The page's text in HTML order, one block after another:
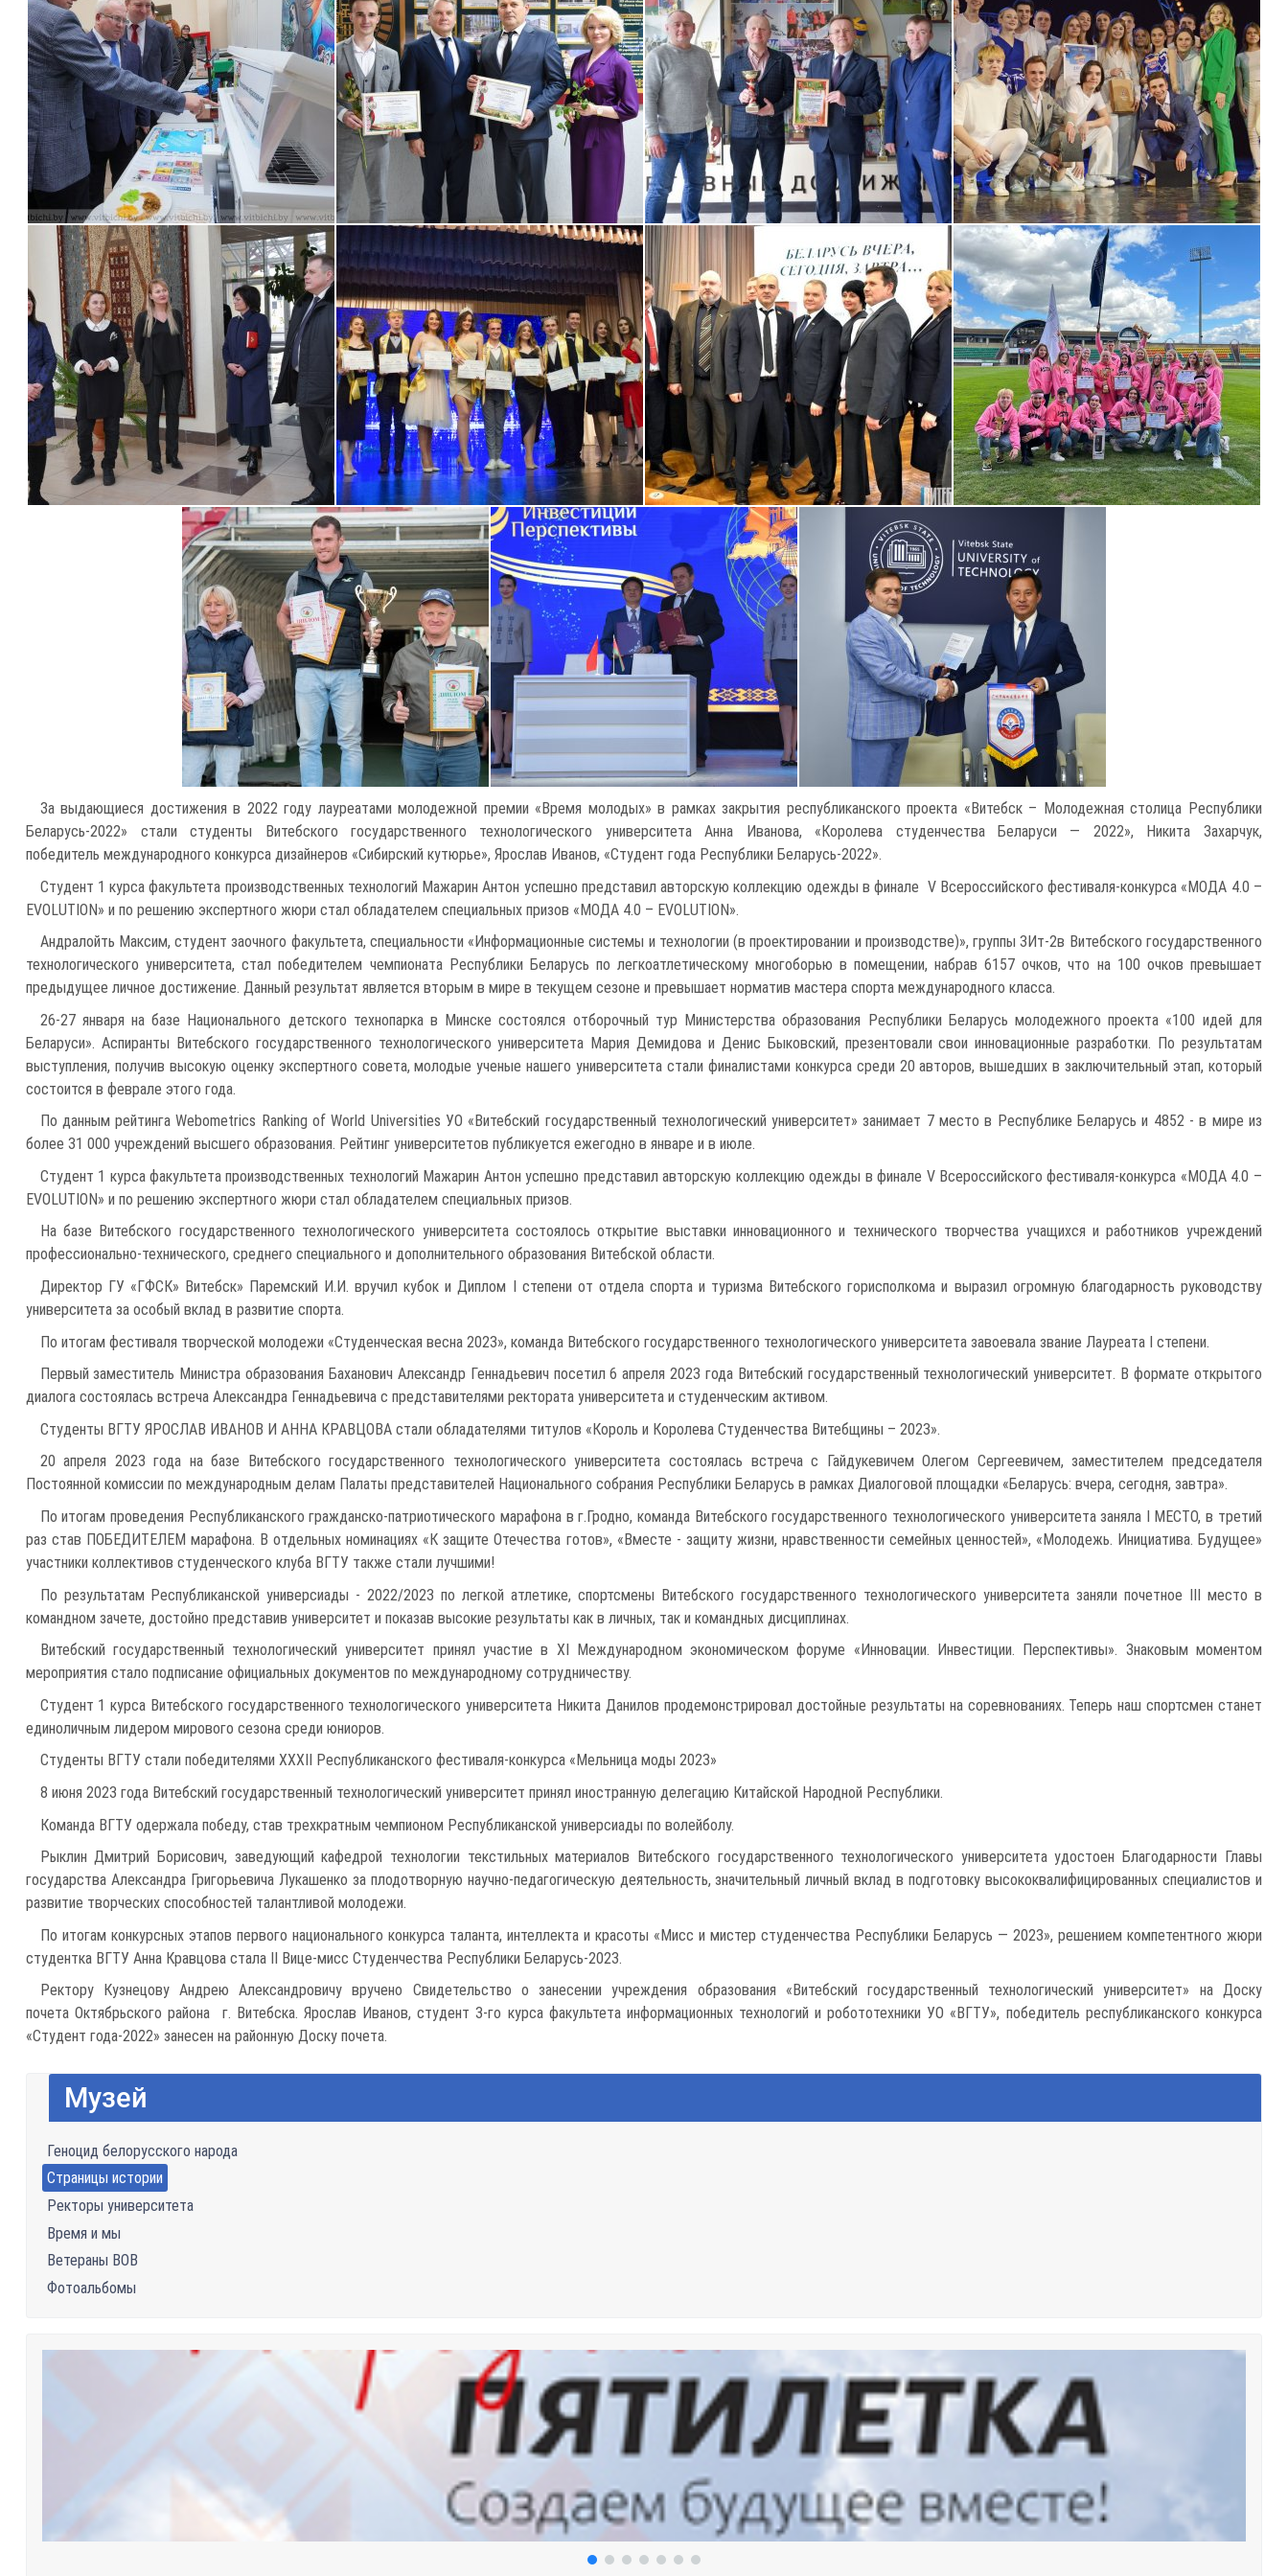
За выдающиеся достижения в 2022 году лауреатами молодежной премии «Время молодых» в рамках закрытия республиканского проекта «Витебск – Молодежная столица Республики
Беларусь-2022» стали студенты Витебского государственного технологического университета Анна Иванова, «Королева студенчества Беларуси — 2022», Никита Захарчук,
победитель международного конкурса дизайнеров «Сибирский кутюрье», Ярослав Иванов, «Студент года Республики Беларусь-2022».
Cтудент 1 курса факультета производственных технологий Мажарин Антон успешно представил авторскую коллекцию одежды в финале V Всероссийского фестиваля-конкурса «МОДА 4.0 –
EVOLUTION» и по решению экспертного жюри стал обладателем специальных призов «МОДА 4.0 – EVOLUTION».
Андралойть Максим, студент заочного факультета, специальности «Информационные системы и технологии (в проектировании и производстве)», группы 3Ит-2в Витебского государственного
технологического университета, стал победителем чемпионата Республики Беларусь по легкоатлетическому многоборью в помещении, набрав 6157 очков, что на 100 очков превышает
предыдущее личное достижение. Данный результат является вторым в мире в текущем сезоне и превышает норматив мастера спорта международного класса.
26-27 января на базе Национального детского технопарка в Минске состоялся отборочный тур Министерства образования Республики Беларусь молодежного проекта «100 идей для
Беларуси». Аспиранты Витебского государственного технологического университета Мария Демидова и Денис Быковский, презентовали свои инновационные разработки. По результатам
выступления, получив высокую оценку экспертного совета, молодые ученые нашего университета стали финалистами конкурса среди 20 авторов, вышедших в заключительный этап, который
состоится в феврале этого года.
По данным рейтинга Webometrics Ranking of World Universities УО «Витебский государственный технологический университет» занимает 7 место в Республике Беларусь и 4852 - в мире из
более 31 000 учреждений высшего образования. Рейтинг университетов публикуется ежегодно в январе и в июле.
Cтудент 1 курса факультета производственных технологий Мажарин Антон успешно представил авторскую коллекцию одежды в финале V Всероссийского фестиваля-конкурса «МОДА 4.0 –
EVOLUTION» и по решению экспертного жюри стал обладателем специальных призов.
На базе Витебского государственного технологического университета состоялось открытие выставки инновационного и технического творчества учащихся и работников учреждений
профессионально-технического, среднего специального и дополнительного образования Витебской области.
Директор ГУ «ГФСК» Витебск» Паремский И.И. вручил кубок и Диплом I степени от отдела спорта и туризма Витебского горисполкома и выразил огромную благодарность руководству
университета за особый вклад в развитие спорта.
По итогам фестиваля творческой молодежи «Студенческая весна 2023», команда Витебского государственного технологического университета завоевала звание Лауреата I степени.
Первый заместитель Министра образования Баханович Александр Геннадьевич посетил 6 апреля 2023 года Витебский государственный технологический университет. В формате открытого
диалога состоялась встреча Александра Геннадьевича с представителями ректората университета и студенческим активом.
Студенты ВГТУ ЯРОСЛАВ ИВАНОВ И АННА КРАВЦОВА стали обладателями титулов «Король и Королева Студенчества Витебщины – 2023».
20 апреля 2023 года на базе Витебского государственного технологического университета состоялась встреча с Гайдукевичем Олегом Сергеевичем, заместителем председателя
Постоянной комиссии по международным делам Палаты представителей Национального собрания Республики Беларусь в рамках Диалоговой площадки «Беларусь: вчера, сегодня, завтра».
По итогам проведения Республиканского гражданско-патриотического марафона в г.Гродно, команда Витебского государственного технологического университета заняла I МЕСТО, в третий
раз став ПОБЕДИТЕЛЕМ марафона. В отдельных номинациях «К защите Отечества готов», «Вместе - защиту жизни, нравственности семейных ценностей», «Молодежь. Инициатива. Будущее»
участники коллективов студенческого клуба ВГТУ также стали лучшими!
По результатам Республиканской универсиады - 2022/2023 по легкой атлетике, спортсмены Витебского государственного технологического университета заняли почетное III место в
командном зачете, достойно представив университет и показав высокие результаты как в личных, так и командных дисциплинах.
Витебский государственный технологический университет принял участие в XI Международном экономическом форуме «Инновации. Инвестиции. Перспективы». Знаковым моментом
мероприятия стало подписание официальных документов по международному сотрудничеству.
Студент 1 курса Витебского государственного технологического университета Никита Данилов продемонстрировал достойные результаты на соревнованиях. Теперь наш спортсмен станет
единоличным лидером мирового сезона среди юниоров.
Студенты ВГТУ стали победителями XXXII Республиканского фестиваля-конкурса «Мельница моды 2023»
8 июня 2023 года Витебский государственный технологический университет принял иностранную делегацию Китайской Народной Республики.
Команда ВГТУ одержала победу, став трехкратным чемпионом Республиканской универсиады по волейболу.
Рыклин Дмитрий Борисович, заведующий кафедрой технологии текстильных материалов Витебского государственного технологического университета удостоен Благодарности Главы
государства Александра Григорьевича Лукашенко за плодотворную научно-педагогическую деятельность, значительный личный вклад в подготовку высококвалифицированных специалистов и
развитие творческих способностей талантливой молодежи.
По итогам конкурсных этапов первого национального конкурса таланта, интеллекта и красоты «Мисс и мистер студенчества Республики Беларусь — 2023», решением компетентного жюри
студентка ВГТУ Анна Кравцова стала II Вице-мисс Студенчества Республики Беларусь-2023.
Ректору Кузнецову Андрею Александровичу вручено Свидетельство о занесении учреждения образования «Витебский государственный технологический университет» на Доску
почета Октябрьского района г. Витебска. Ярослав Иванов, студент 3-го курса факультета информационных технологий и робототехники УО «ВГТУ», победитель республиканского конкурса
«Студент года-2022» занесен на районную Доску почета.
Музей
Геноцид белорусского народа
Страницы истории
Ректоры университета
Время и мы
Ветераны ВОВ
Фотоальбомы